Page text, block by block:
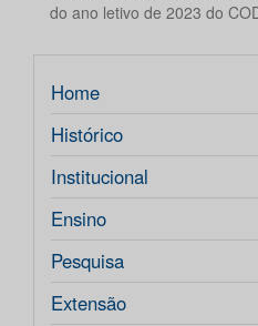
do ano letivo de 2023 do
Home
Histórico
Institucional
Ensino
Pesquisa
Extensão